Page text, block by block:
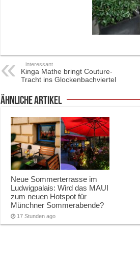
.. interessant
Kinga Mathe bringt Couture-
Tracht ins Glockenbachviertel
ähnliche Artikel
Neue Sommerterrasse im
Ludwigpalais: Wird das MAUI
zum neuen Hotspot für
Münchner Sommerabende?
17 Stunden ago